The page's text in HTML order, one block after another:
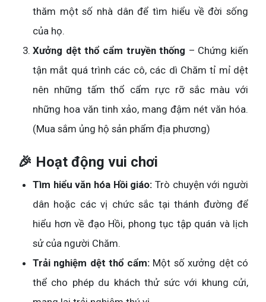
thăm một số nhà dân để tìm hiểu về đời sống
của họ.
Xưởng dệt thổ cẩm truyền thống – Chứng kiến
tận mắt quá trình các cô, các dì Chăm tỉ mỉ dệt
nên những tấm thổ cẩm rực rỡ sắc màu với
những hoa văn tinh xảo, mang đậm nét văn hóa.
(Mua sắm ủng hộ sản phẩm địa phương)
🎉 Hoạt động vui chơi
Tìm hiểu văn hóa Hồi giáo: Trò chuyện với người
dân hoặc các vị chức sắc tại thánh đường để
hiểu hơn về đạo Hồi, phong tục tập quán và lịch
sử của người Chăm.
Trải nghiệm dệt thổ cẩm:Một số xưởng dệt có
thể cho phép du khách thử sức với khung cửi,